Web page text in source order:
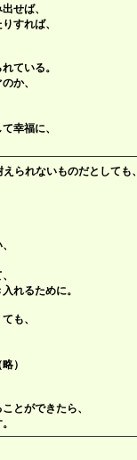
せば、
すれば、
ている。
か、
幸福に、
られないものだとしても、
れるために。
も、
）
とができたら、